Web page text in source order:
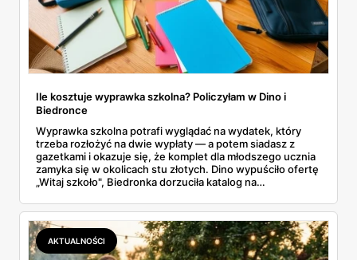
Ile kosztuje wyprawka szkolna? Policzyłam w Dino i
Biedronce
Wyprawka szkolna potrafi wyglądać na wydatek, który
trzeba rozłożyć na dwie wypłaty — a potem siadasz z
gazetkami i okazuje się, że komplet dla młodszego ucznia
zamyka się w okolicach stu złotych. Dino wypuściło ofertę
„Witaj szkoło", Biedronka dorzuciła katalog na
Przejrzałam obie i policzyłam pozycja po pozycji: zeszyty,
piórniki, plecaki, farby, kleje. Poniżej cała lista przyborów
szkolnych z cenami i terminami.
AKTUALNOŚCI